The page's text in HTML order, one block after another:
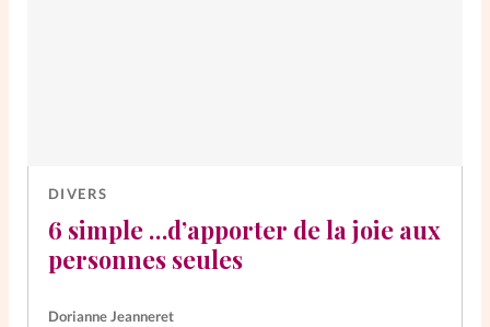
DIVERS
6 simple …d’apporter de la joie aux
personnes seules
Dorianne Jeanneret